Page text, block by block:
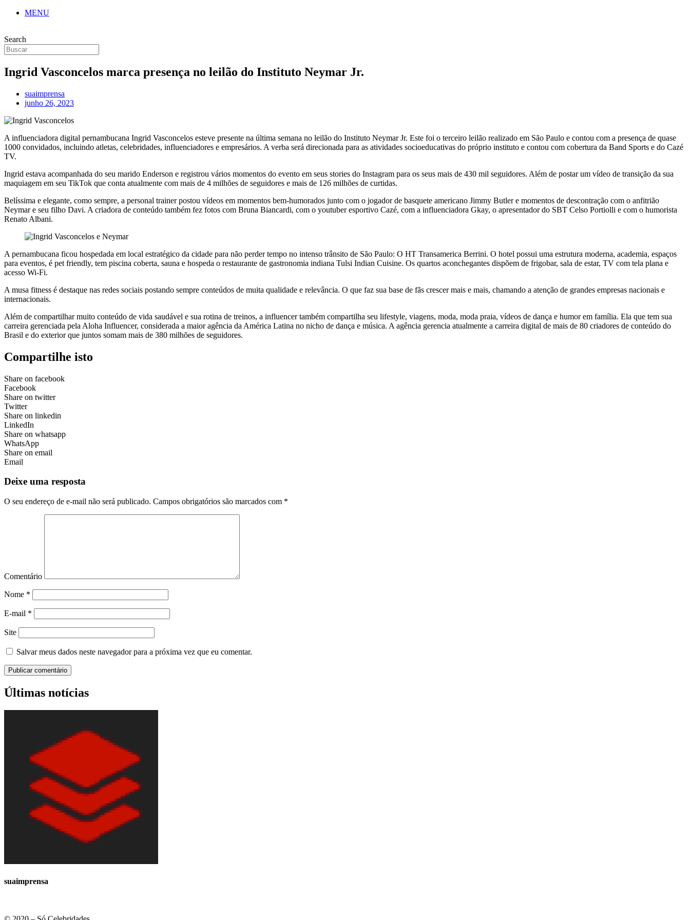
MENU
Search
Ingrid Vasconcelos marca presença no leilão do Instituto Neymar Jr.
suaimprensa
junho 26, 2023
A influenciadora digital pernambucana Ingrid Vasconcelos esteve presente na última semana no leilão do Instituto Neymar Jr. Este foi o terceiro leilão realizado em São Paulo e contou com a presença de quase
1000 convidados, incluindo atletas, celebridades, influenciadores e empresários. A verba será direcionada para as atividades socioeducativas do próprio instituto e contou com cobertura da Band Sports e do Cazé
TV.
Ingrid estava acompanhada do seu marido Enderson e registrou vários momentos do evento em seus stories do Instagram para os seus mais de 430 mil seguidores. Além de postar um vídeo de transição da sua
maquiagem em seu TikTok que conta atualmente com mais de 4 milhões de seguidores e mais de 126 milhões de curtidas.
Belíssima e elegante, como sempre, a personal trainer postou vídeos em momentos bem-humorados junto com o jogador de basquete americano Jimmy Butler e momentos de descontração com o anfitrião
Neymar e seu filho Davi. A criadora de conteúdo também fez fotos com Bruna Biancardi, com o youtuber esportivo Cazé, com a influenciadora Gkay, o apresentador do SBT Celso Portiolli e com o humorista
Renato Albani.
A pernambucana ficou hospedada em local estratégico da cidade para não perder tempo no intenso trânsito de São Paulo: O HT Transamerica Berrini. O hotel possui uma estrutura moderna, academia, espaços
para eventos, é pet friendly, tem piscina coberta, sauna e hospeda o restaurante de gastronomia indiana Tulsi Indian Cuisine. Os quartos aconchegantes dispõem de frigobar, sala de estar, TV com tela plana e
acesso Wi-Fi.
A musa fitness é destaque nas redes sociais postando sempre conteúdos de muita qualidade e relevância. O que faz sua base de fãs crescer mais e mais, chamando a atenção de grandes empresas nacionais e
internacionais.
Além de compartilhar muito conteúdo de vida saudável e sua rotina de treinos, a influencer também compartilha seu lifestyle, viagens, moda, moda praia, vídeos de dança e humor em família. Ela que tem sua
carreira gerenciada pela Aloha Influencer, considerada a maior agência da América Latina no nicho de dança e música. A agência gerencia atualmente a carreira digital de mais de 80 criadores de conteúdo do
Brasil e do exterior que juntos somam mais de 380 milhões de seguidores.
Compartilhe isto
Share on facebook
Facebook
Share on twitter
Twitter
Share on linkedin
LinkedIn
Share on whatsapp
WhatsApp
Share on email
Email
Deixe uma resposta
O seu endereço de e-mail não será publicado. Campos obrigatórios são marcados com *
Comentário
Nome *
E-mail *
Site
Salvar meus dados neste navegador para a próxima vez que eu comentar.
Últimas notícias
suaimprensa